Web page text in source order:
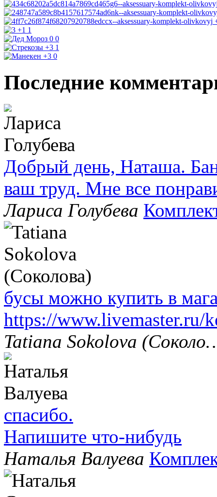
+1 1
0 0
+3 1
+3 0
Последние
Добрый день, Наташа.
ваш труд. Мне все
Лариса Голубева
бусы можно купить в
https://www.livemaster.ru/
Tatiana Sokolova
спасибо.
Напишите что-нибудь
Наталья Валуева